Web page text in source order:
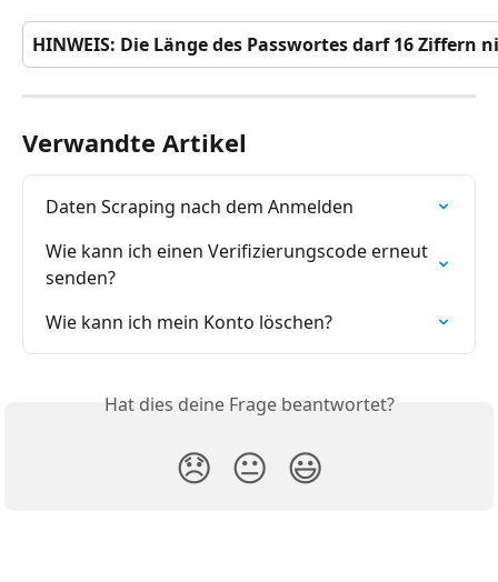
HINWEIS: Die Länge des Passwortes darf 16 Ziffern
Verwandte Artikel
Daten Scraping nach dem Anmelden
Wie kann ich einen Verifizierungscode erneut
senden?
Wie kann ich mein Konto löschen?
Hat dies deine Frage beantwortet?
😞 😐 😃